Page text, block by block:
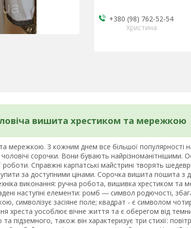
+380 (98) 762-52-54
Христина
вишита хрестиком та мережкою
мережкою. З кожним днем все більшої популярності
сорочки. Вони бувають найрізноманітнішими.
Справжні карпатські майстрині творять
за доступними цінами. Сорочка вишита пошита з
виконання: ручна робота, вишивка хрестиком та
наступні елементи: ромб ― символ родючості,
символізує засіяне поле; квадрат - є символом
хреста уособлює вічне життя та є оберегом від
та підземного, також він характеризує три стихії: